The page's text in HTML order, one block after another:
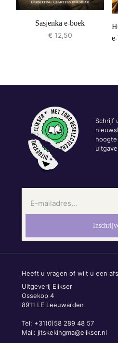
Sasjenka e-boek
€12,50
Schrijf
Heeft u vragen of wilt u een
Uitgeverij Elikser
Ossekop 4
8911 LE Leeuwarden
Tel: +31(0)58 289 48 57
Mail: jitskekingma@elikser.nl